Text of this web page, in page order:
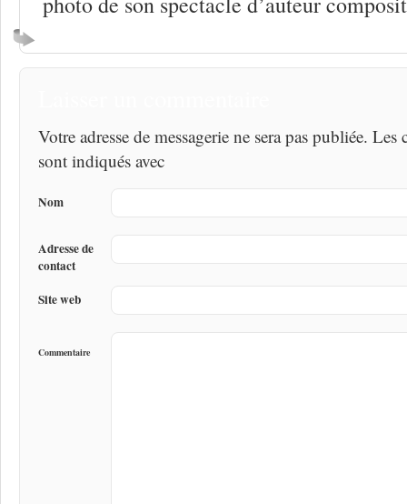
Votre adresse de messagerie ne sera pas publiée.
sont indiqués avec
Nom
Adresse de
contact
Site web
Commentaire